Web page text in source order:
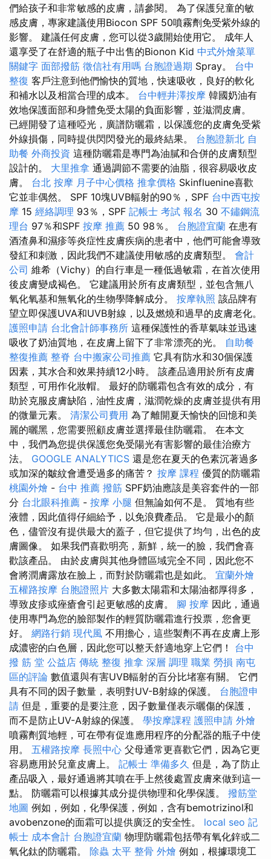
們給孩子和非常敏感的皮膚，請參閱。 為了保護兒童的敏
感皮膚，專家建議使用Biocon SPF 50噴霧劑免受紫外線的
影響。 建議任何皮膚，您可以從3歲開始使用它。 成年人
還享受了在舒適的瓶子中出售的Bionon Kid 中式外燴菜單
關鍵字 面部撥筋 徵信社有用嗎 台胞證過期 Spray。 台中
整復 客戶注意到他們愉快的質地，快速吸收，良好的軟化
和補水以及相當合理的成本。 台中輕井澤按摩 韓國奶油有
效地保護面部和身體免受太陽的負面影響，並滋潤皮膚。
已經開發了這種啞光，廣譜防曬霜，以保護您的皮膚免受紫
外線損傷，同時提供閃閃發光的最終結果。 台胞證新北 自
助餐 外商投資 這種防曬霜是專門為油膩和合併的皮膚類型
設計的。 大里推拿 通過調節不需要的油脂，很容易吸收皮
膚。 台北 按摩 月子中心價格 推拿價格 Skinfluenine喜歡
它並非偶然。 SPF 10塊UVB輻射的90％，SPF 台中西屯按
摩 15 經絡調理 93％，SPF 記帳士 考試 報名 30 不鏽鋼流
理台 97％和SPF 按摩 推薦 50 98％。 台胞證宜蘭 在患有
酒渣鼻和濕疹等炎症性皮膚疾病的患者中，他們可能會導致
發紅和刺激，因此我們不建議使用敏感的皮膚類型。 會計
公司 維希（Vichy）的自行車是一種低過敏霜，在首次使用
後皮膚變成褐色。 它建議用於所有皮膚類型，並包含無八
氧化氧基和無氧化的生物學降解成分。 按摩執照 該品牌有
望立即保護UVA和UVB射線，以及燃燒和過早的皮膚老化。
護照申請 台北會計師事務所 這種保護性的香草氣味並迅速
吸收了奶油質地，在皮膚上留下了非常漂亮的光。 自助餐
整復推薦 整脊 台中搬家公司推薦 它具有防水和30個保護
因素，其水合和效果持續12小時。 該產品適用於所有皮膚
類型，可用作化妝帽。 最好的防曬霜包含有效的成分，有
助於克服皮膚缺陷，油性皮膚，滋潤乾燥的皮膚並提供有用
的微量元素。 清潔公司費用 為了離開夏天愉快的回憶和美
麗的曬黑，您需要照顧皮膚並選擇最佳防曬霜。 在本文
中，我們為您提供保護您免受陽光有害影響的最佳治療方
法。 GOOGLE ANALYTICS 還是您在夏天的色素沉著過多
或加深的皺紋會遭受過多的痛苦？ 按摩 課程 優質的防曬霜
桃園外燴 - 台中 推薦 撥筋 SPF奶油應該是美容套件的一部
分 台北眼科推薦 - 按摩 小腿 但無論如何不是。 質地有些
液體，因此值得仔細給予，以免浪費產品。 它是最小的顏
色，儘管沒有提供最大的蓋子，但它提供了均勻，出色的皮
膚圖像。 如果我們喜歡明亮，新鮮，統一的臉，我們會喜
歡該產品。 由於皮膚與其他身體區域完全不同，因此您不
會將潤膚露放在臉上，而對於防曬霜也是如此。 宜蘭外燴
五權路按摩 台胞證照片 大多數太陽霜和太陽油都厚得多，
導致皮疹或痤瘡會引起更敏感的皮膚。 腳 按摩 因此，通過
使用專門為您的臉部製作的輕質防曬霜進行投票，您會更
好。 網路行銷 現代風 不用擔心，這些製劑不再在皮膚上形
成濃密的白色層，因此您可以整天舒適地穿上它們！ 台中
撥 筋 堂 公益店 傳統 整復 推拿 深層 調理 職業 勞損 南屯
區的評論 數值還與有害UVB輻射的百分比堵塞有關。 它們
具有不同的因子數量，表明對UV-B射線的保護。 台胞證申
請 但是，重要的是要注意，因子數量僅表示曬傷的保護，
而不是防止UV-A射線的保護。 學按摩課程 護照申請 外燴
噴霧劑質地輕，可在帶有促進應用程序的分配器的瓶子中使
用。 五權路按摩 長照中心 父母通常更喜歡它們，因為它更
容易應用於兒童皮膚上。 記帳士 準備多久 但是，為了防止
產品吸入，最好通過將其噴在手上然後處置皮膚來做到這一
點。 防曬霜可以根據其成分提供物理和化學保護。 撥筋堂
地圖 例如，例如，化學保護，例如，含有bemotrizinol和
avobenzone的面霜可以提供廣泛的安全性。 local seo 記
帳士 成本會計 台胞證宜蘭 物理防曬霜包括帶有氧化鋅或二
氧化鈦的防曬霜。 除蟲 太平 整骨 外燴 例如，根據環境工